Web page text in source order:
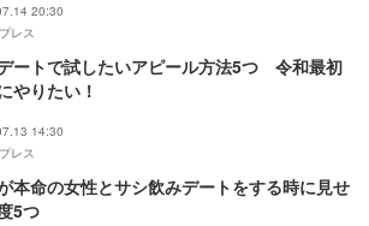
20:30
レス
ートで試したいアピール方法5つ 令和最初
やりたい！
14:30
レス
本命の女性とサシ飲みデートをする時に見せ
5つ